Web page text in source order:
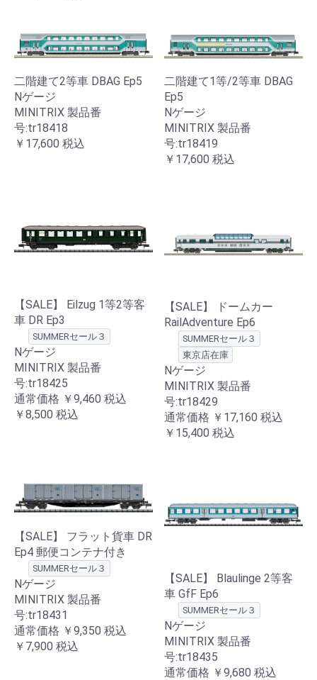
二階建て2等車 DBAG Ep5
Nゲージ
MINITRIX 製品番
号:tr18418
￥17,600 税込
二階建て1等/2等車 DBAG
Ep5
Nゲージ
MINITRIX 製品番
号:tr18419
￥17,600 税込
【SALE】 Eilzug 1等2等客
車 DR Ep3
SUMMERセール３
Nゲージ
MINITRIX 製品番
号:tr18425
通常価格 ￥9,460 税込
￥8,500 税込
【SALE】 ドームカー
RailAdventure Ep6
SUMMERセール３
東京店在庫
Nゲージ
MINITRIX 製品番
号:tr18429
通常価格 ￥17,160 税込
￥15,400 税込
【SALE】 フラット貨車 DR
Ep4 郵便コンテナ付き
SUMMERセール３
Nゲージ
MINITRIX 製品番
号:tr18431
通常価格 ￥9,350 税込
￥7,900 税込
【SALE】 Blaulinge 2等客
車 GfF Ep6
SUMMERセール３
Nゲージ
MINITRIX 製品番
号:tr18435
通常価格 ￥9,680 税込